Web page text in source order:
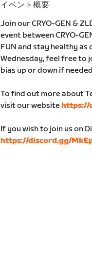
イベント概要
Join our CRYO-GEN &
event between CRYO-
FUN and stay healthy
Wednesday, feel free to
bias up or down if
To find out more about
visit our website https://
If you wish to join us on
https://discord.gg/